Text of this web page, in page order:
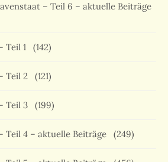
– Teil 6 – aktuelle Beiträge
Teil 1 (142)
Teil 2 (121)
Teil 3 (199)
Teil 4 – aktuelle Beiträge (249)